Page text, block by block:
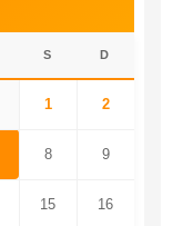
S D
1 2
8 9
15 16